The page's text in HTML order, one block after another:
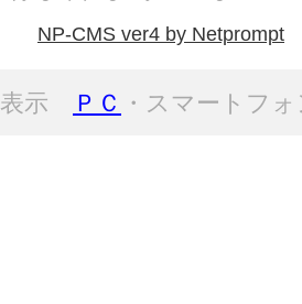
NP-CMS ver4 by Netprompt
表示 ＰＣ ・スマートフ